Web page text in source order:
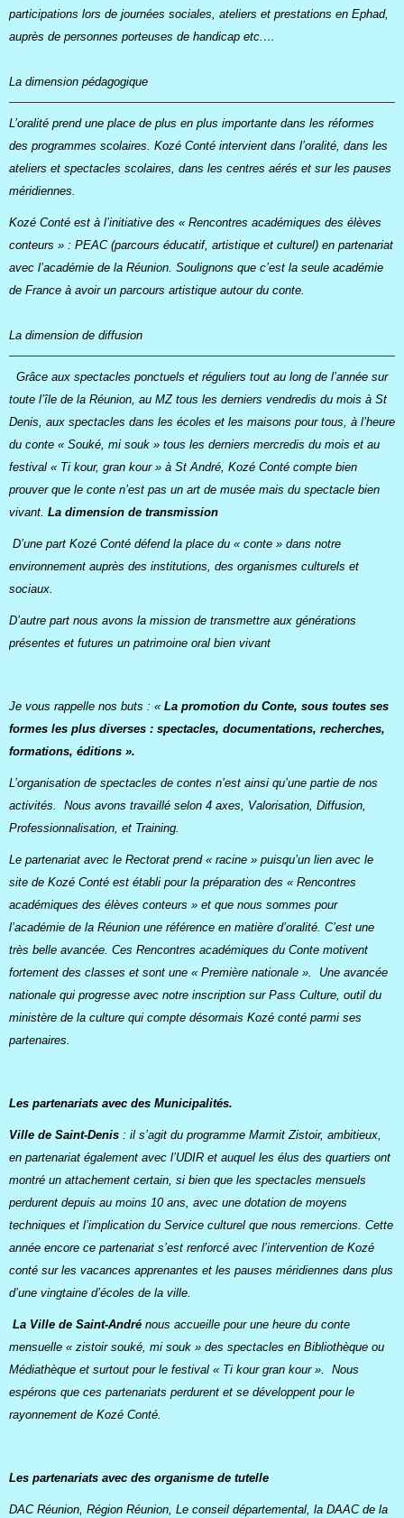
participations lors de journées sociales, ateliers et prestations en Ephad,
auprès de personnes porteuses de handicap etc.…
La dimension pédagogique
L’oralité prend une place de plus en plus importante dans les réformes
des programmes scolaires. Kozé Conté intervient dans l’oralité, dans les
ateliers et spectacles scolaires, dans les centres aérés et sur les pauses
méridiennes.
Kozé Conté est à l’initiative des « Rencontres académiques des élèves
conteurs » : PEAC (parcours éducatif, artistique et culturel) en partenariat
avec l’académie de la Réunion. Soulignons que c’est la seule académie
de France à avoir un parcours artistique autour du conte.
La dimension de diffusion
Grâce aux spectacles ponctuels et réguliers tout au long de l’année sur
toute l’île de la Réunion, au MZ tous les derniers vendredis du mois à St
Denis, aux spectacles dans les écoles et les maisons pour tous, à l’heure
du conte « Souké, mi souk » tous les derniers mercredis du mois et au
festival « Ti kour, gran kour » à St André, Kozé Conté compte bien
prouver que le conte n’est pas un art de musée mais du spectacle bien
vivant. La dimension de transmission
D’une part Kozé Conté défend la place du « conte » dans notre
environnement auprès des institutions, des organismes culturels et
sociaux.
D’autre part nous avons la mission de transmettre aux générations
présentes et futures un patrimoine oral bien vivant
Je vous rappelle nos buts : « La promotion du Conte, sous toutes ses
formes les plus diverses : spectacles, documentations, recherches,
formations, éditions ».
L’organisation de spectacles de contes n’est ainsi qu’une partie de nos
activités. Nous avons travaillé selon 4 axes, Valorisation, Diffusion,
Professionnalisation, et Training.
Le partenariat avec le Rectorat prend « racine » puisqu’un lien avec le
site de Kozé Conté est établi pour la préparation des « Rencontres
académiques des élèves conteurs » et que nous sommes pour
l’académie de la Réunion une référence en matière d’oralité. C’est une
très belle avancée. Ces Rencontres académiques du Conte motivent
fortement des classes et sont une « Première nationale ». Une avancée
nationale qui progresse avec notre inscription sur Pass Culture, outil du
ministère de la culture qui compte désormais Kozé conté parmi ses
partenaires.
Les partenariats avec des Municipalités.
Ville de Saint-Denis : il s’agit du programme Marmit Zistoir, ambitieux,
en partenariat également avec l’UDIR et auquel les élus des quartiers ont
montré un attachement certain, si bien que les spectacles mensuels
perdurent depuis au moins 10 ans, avec une dotation de moyens
techniques et l’implication du Service culturel que nous remercions. Cette
année encore ce partenariat s’est renforcé avec l’intervention de Kozé
conté sur les vacances apprenantes et les pauses méridiennes dans plus
d’une vingtaine d’écoles de la ville.
La Ville de Saint-André nous accueille pour une heure du conte
mensuelle « zistoir souké, mi souk » des spectacles en Bibliothèque ou
Médiathèque et surtout pour le festival « Ti kour gran kour ». Nous
espérons que ces partenariats perdurent et se développent pour le
rayonnement de Kozé Conté.
Les partenariats avec des organisme de tutelle
DAC Réunion, Région Réunion, Le conseil départemental, la DAAC de la